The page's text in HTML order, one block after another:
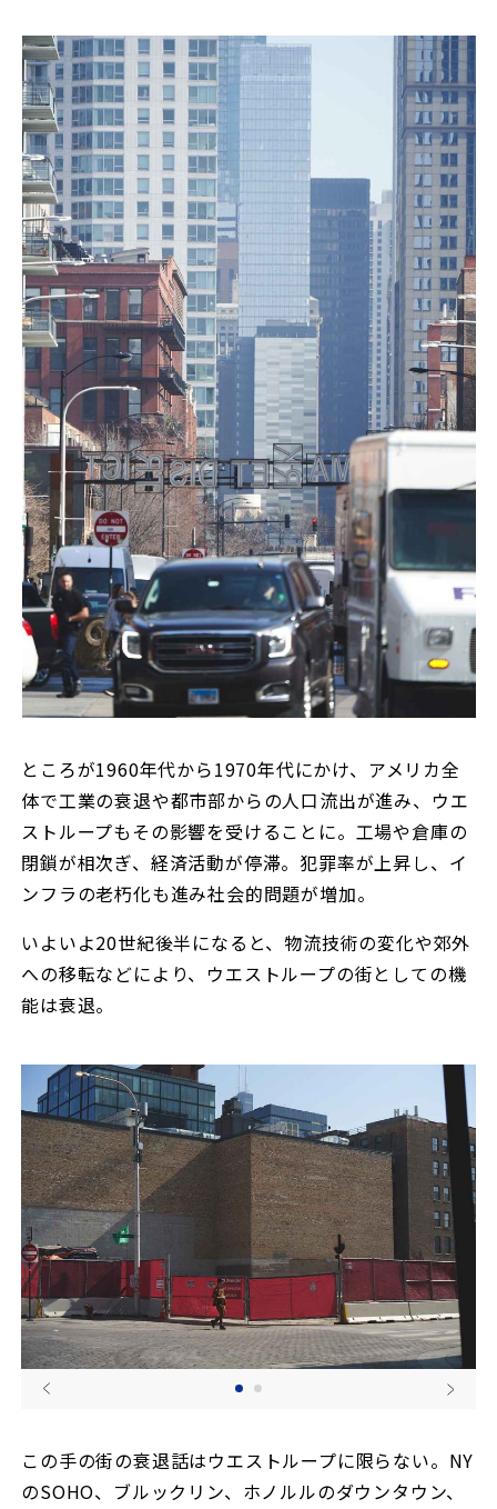
ところが1960年代から1970年代にかけ、アメリカ全
体で工業の衰退や都市部からの人口流出が進み、ウエ
ストループもその影響を受けることに。工場や倉庫の
閉鎖が相次ぎ、経済活動が停滞。犯罪率が上昇し、イ
ンフラの老朽化も進み社会的問題が増加。
いよいよ20世紀後半になると、物流技術の変化や郊外
への移転などにより、ウエストループの街としての機
能は衰退。
この手の街の衰退話はウエストループに限らない。NY
のSOHO、ブルックリン、ホノルルのダウンタウン、